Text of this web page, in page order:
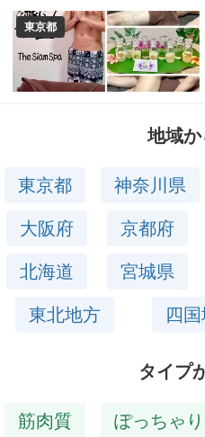
東京都
地域
東京都 神奈川県
大阪府
京都府
北海道
宮城県
東北地方
四
タイプ
筋肉質 ぽっちゃり